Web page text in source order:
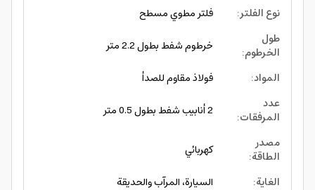
نوع الفلتر:
فلتر مطوي مسطح
طول
الخرطوم:
خرطوم شفط بطول 2.2 متر
المواد:
فولاذ مقاوم للصدأ
عدد
المرفقات:
2 أنابيب شفط بطول 0.5 متر
مصدر
الطاقة:
كهربائي
الغاية: السيارة، المرآب والحديقة